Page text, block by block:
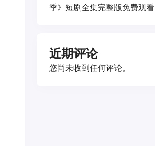
季》短剧全集完整版免费观看
近期评论
您尚未收到任何评论。